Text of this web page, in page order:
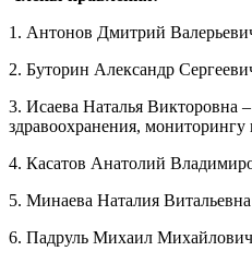
1. Антонов Дмитрий
2. Буторин Александр
3. Исаева Наталья Викторовна
здравоохранения,
4. Касатов Анатолий
5. Минаева Наталия
6. Падруль Михаил